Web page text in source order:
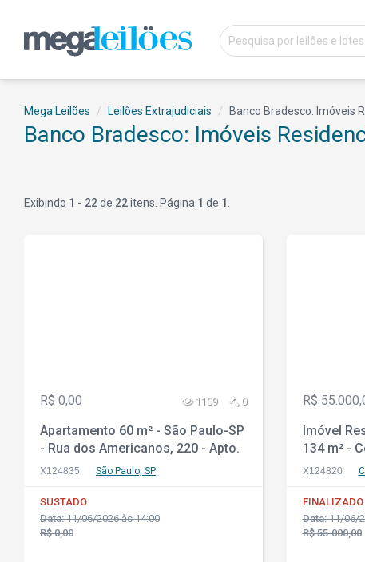
Mega Leilões Leilões Extrajudiciais Banco Bradesco: Imóveis
Banco Bradesco: Imóveis
Exibindo 1 - 22de 22itens. Página 1 de 1
R$ 0,00 1109 0
Apartamento 60 m² - São Paulo-SP
- Rua dos Americanos, 220 - Apto.
87 - Barra Funda
X124835 São Paulo, SP
SUSTADO
Data:11/06/2026 às 14:00
R$ 0,00
R$
Imóvel
134 m² -
X124820
FINALIZADO
Data:11/06/
R$ 55.000,00